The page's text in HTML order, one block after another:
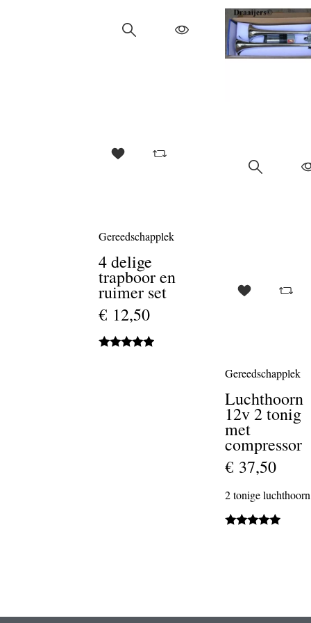
Gereedschapplek
4 delige
trapboor en
ruimer set
€ 12,50
Gereedschapplek
Luchthoorn
12v 2 tonig
met
compressor
€ 37,50
2 tonige luchthoorn